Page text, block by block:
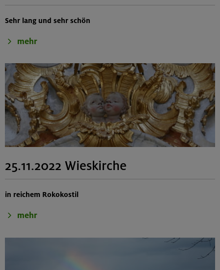
Sehr lang und sehr schön
mehr
25.11.2022 Wieskirche
in reichem Rokokostil
mehr